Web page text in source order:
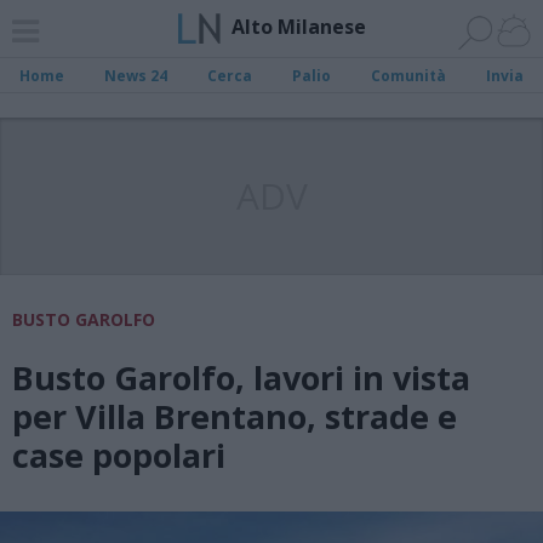
Alto Milanese
Home News 24 Cerca Palio Comunità Invia
BUSTO GAROLFO
Busto Garolfo, lavori in vista
per Villa Brentano, strade e
case popolari